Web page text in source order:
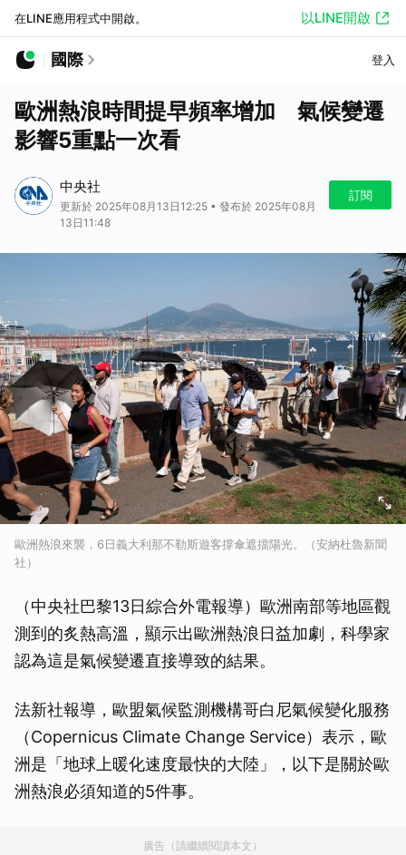
在LINE應用程式中開啟。 以LINE開啟
國際 登入
歐洲熱浪時間提早頻率增加 氣候變遷
影響5重點一次看
中央社
更新於 2025年08月13日12:25 • 發布於 2025年08月
13日11:48
訂閱
歐洲熱浪來襲，6日義大利那不勒斯遊客撐傘遮擋陽光。（安納杜魯新聞
社）
（中央社巴黎13日綜合外電報導）歐洲南部等地區觀
測到的炙熱高溫，顯示出歐洲熱浪日益加劇，科學家
認為這是氣候變遷直接導致的結果。
法新社報導，歐盟氣候監測機構哥白尼氣候變化服務
（Copernicus Climate Change Service）表示，歐
洲是「地球上暖化速度最快的大陸」，以下是關於歐
洲熱浪必須知道的5件事。
廣告（請繼續閱讀本文）